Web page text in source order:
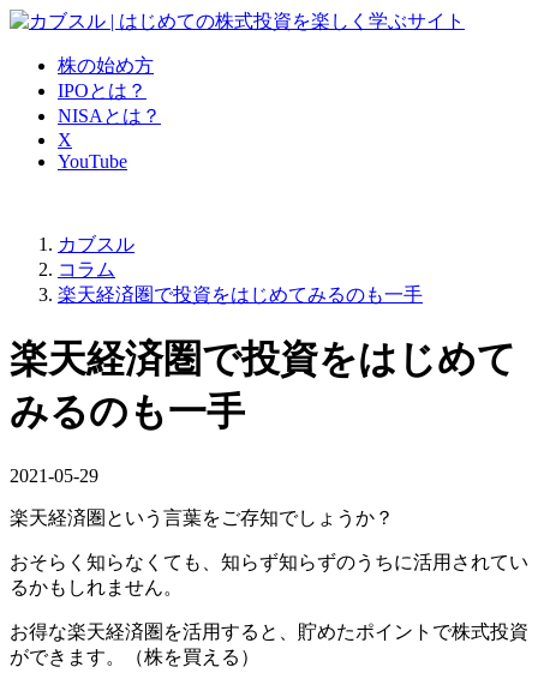
株の始め方
IPOとは？
NISAとは？
X
YouTube
カブスル
コラム
楽天経済圏で投資をはじめてみるのも一手
楽天経済圏で投資をはじめて
みるのも一手
2021-05-29
楽天経済圏という言葉をご存知でしょうか？
おそらく知らなくても、知らず知らずのうちに活用されてい
るかもしれません。
お得な楽天経済圏を活用すると、 貯めたポイントで株式投資
ができます。
（株を買える）